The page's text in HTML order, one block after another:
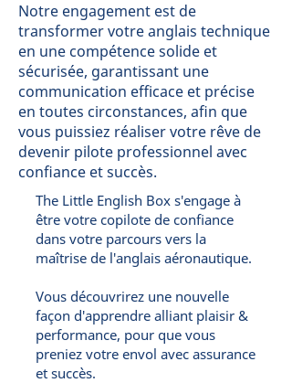
Notre engagement est de
transformer votre anglais technique
en une compétence solide et
sécurisée, garantissant une
communication efficace et précise
en toutes circonstances, afin que
vous puissiez réaliser votre rêve de
devenir pilote professionnel avec
confiance et succès.
The Little English Box s'engage à
être votre copilote de confiance
dans votre parcours vers la
maîtrise de l'anglais aéronautique.
Vous découvrirez une nouvelle
façon d'apprendre alliant plaisir &
performance, pour que vous
preniez votre envol avec assurance
et succès.